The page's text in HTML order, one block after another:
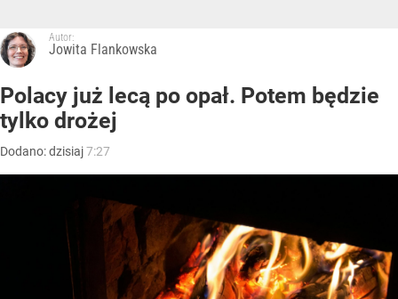
Autor:
Jowita Flankowska
Polacy już lecą po opał. Potem będzie
tylko drożej
Dodano:dzisiaj7:27